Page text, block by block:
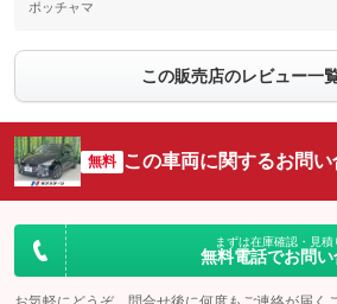
ポッチャマ
この販売店のレビュー一
無料 この車両に関するお問
まずは在庫確認・見積
無料電話でお問